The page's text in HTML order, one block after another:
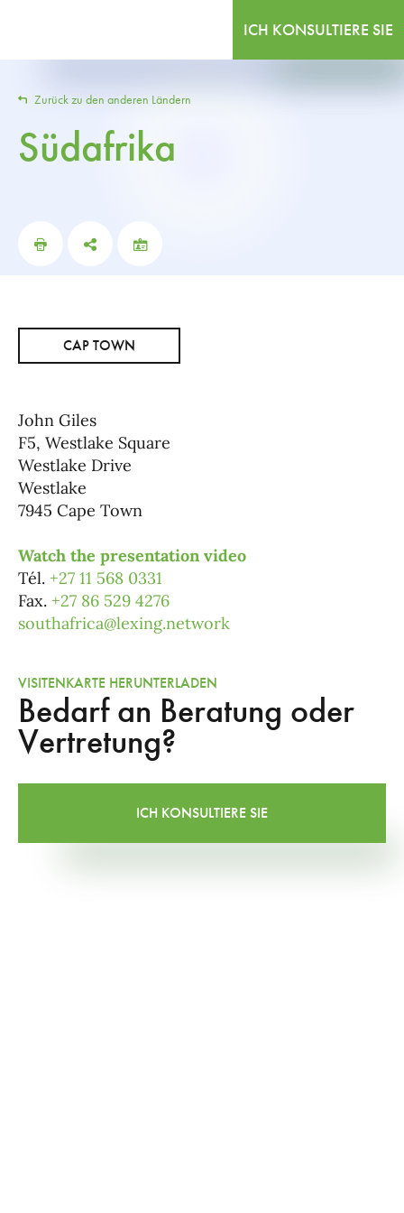
ICH KONSULTIERE SIE
Zurück zu den anderen Ländern
Südafrika
Bedarf an Beratung oder
Vertretung?
ICH KONSULTIERE SIE
CAP TOWN
John Giles
F5, Westlake Square
Westlake Drive
Westlake
7945 Cape Town
Watch the presentation video
Tél. +27 11 568 0331
Fax. +27 86 529 4276
southafrica@lexing.network
VISITENKARTE HERUNTERLADEN